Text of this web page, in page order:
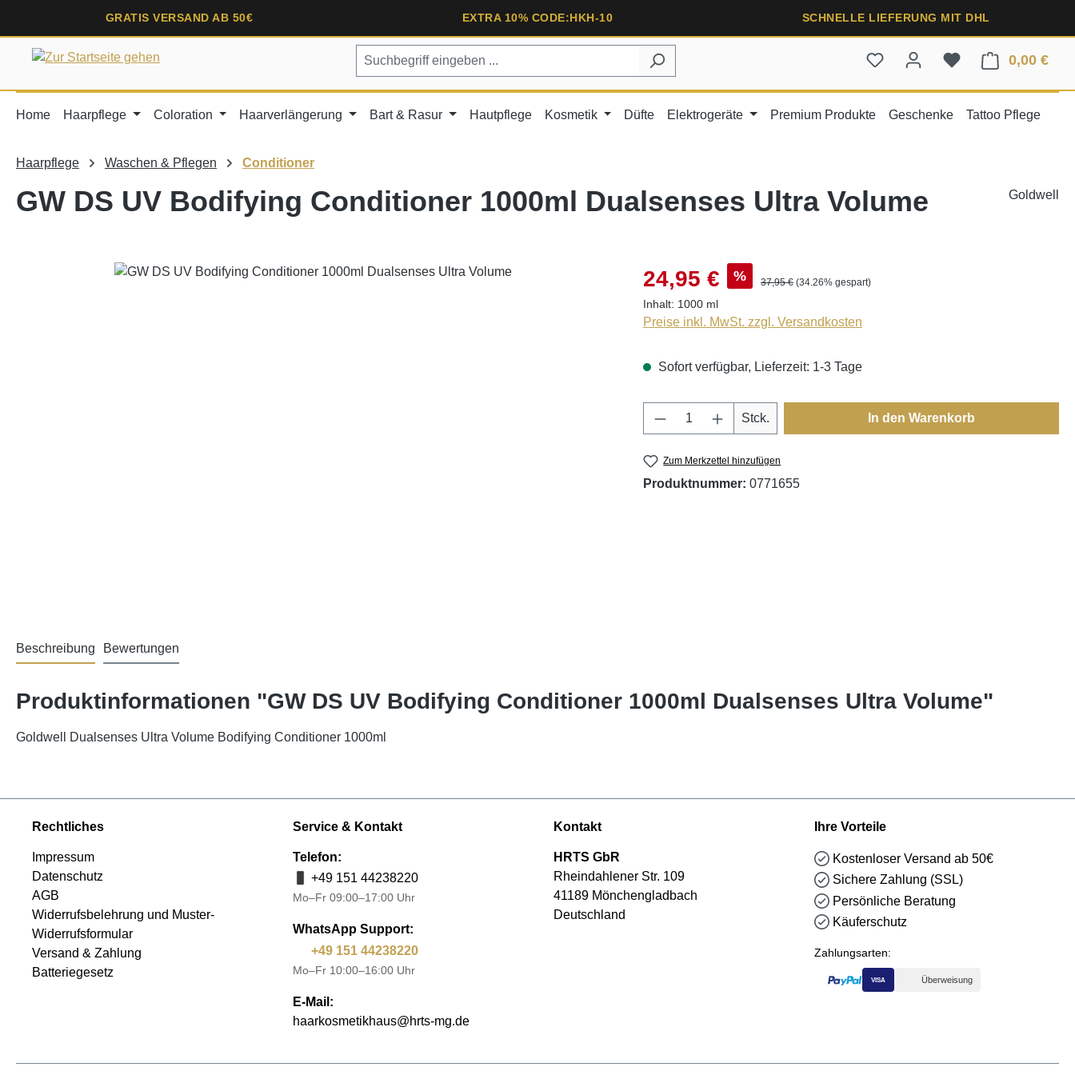
Zur Hauptnavigation springen
GRATIS VERSAND AB 50€ EXTRA 10% CODE:HKH-10 SCHNELLE LIEFERUNG MIT DHL
0,00 €
Home Haarpflege Coloration Haarverlängerung Bart & Rasur Hautpflege Kosmetik Düfte Elektrogeräte Premium Produkte Geschenke Tattoo Pflege
Haarpflege Waschen & Pflegen Conditioner
GW DS UV Bodifying Conditioner 1000ml Dualsenses Ultra Volume Goldwell
Bildergalerie überspringen 24,95 € % 37,95 € (34.26% gespart)
Inhalt: 1000 ml
Preise inkl. MwSt. zzgl. Versandkosten
Sofort verfügbar, Lieferzeit: 1-3 Tage
Produkt Anzahl: Gib den gewünschten Wert ein
Stck. In den Warenkorb
Zum Merkzettel hinzufügen
Produktnummer: 0771655
Beschreibung Bewertungen
Produktinformationen "GW DS UV Bodifying Conditioner 1000ml Dualsenses Ultra Volume"
Goldwell Dualsenses Ultra Volume Bodifying Conditioner 1000ml
Rechtliches
Impressum
Datenschutz
AGB
Widerrufsbelehrung und Muster-
Widerrufsformular
Versand & Zahlung
Batteriegesetz
Service & Kontakt
Telefon:
+49 151 44238220
Mo–Fr 09:00–17:00 Uhr
WhatsApp Support:
+49 151 44238220
Mo–Fr 10:00–16:00 Uhr
E-Mail:
haarkosmetikhaus@hrts-mg.de
Kontakt
HRTS GbR
Rheindahlener Str. 109
41189 Mönchengladbach
Deutschland
Ihre Vorteile
Kostenloser Versand ab 50€
Sichere Zahlung (SSL)
Persönliche Beratung
Käuferschutz
Zahlungsarten:
VISA Überweisung